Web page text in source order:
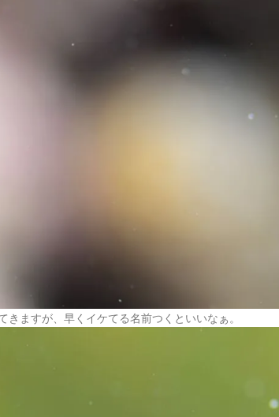
きますが、早くイケてる名前つくといいなぁ。